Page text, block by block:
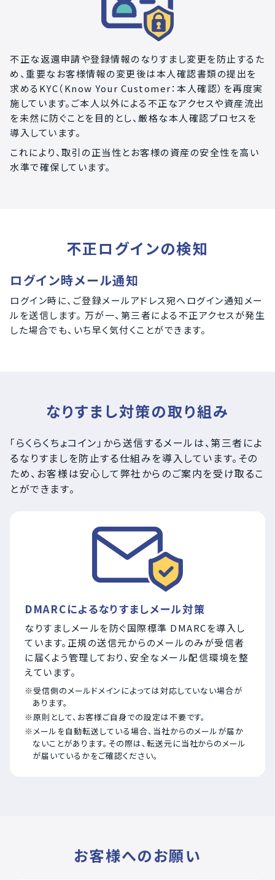
不正な返還申請や登録情報のなりすまし変更を防止するた
め、重要なお客様情報の変更後は本人確認書類の提出を
求めるKYC（Know Your Customer：本人確認）を再度実
施しています。ご本人以外による不正なアクセスや資産流出
を未然に防ぐことを目的とし、厳格な本人確認プロセスを
導入しています。
これにより、取引の正当性とお客様の資産の安全性を高い
水準で確保しています。
不正ログインの検知
ログイン時メール通知
ログイン時に、ご登録メールアドレス宛へログイン通知メー
ルを送信します。 万が一、第三者による不正アクセスが発生
した場合でも、いち早く気付くことができます。
なりすまし対策の取り組み
「らくらくちょコイン」から送信するメールは、第三者によ
るなりすましを防止する仕組みを導入しています。その
ため、お客様は安心して弊社からのご案内を受け取るこ
とができます。
DMARCによるなりすましメール対策
なりすましメールを防ぐ国際標準 DMARCを導入し
ています。正規の送信元からのメールのみが受信者
に届くよう管理しており、安全なメール配信環境を整
えています。
受信側のメールドメインによっては対応していない場合が
あります。
原則として、お客様ご自身での設定は不要です。
メールを自動転送している場合、当社からのメールが届か
ないことがあります。その際は、転送元に当社からのメール
が届いているかをご確認ください。
お客様へのお願い